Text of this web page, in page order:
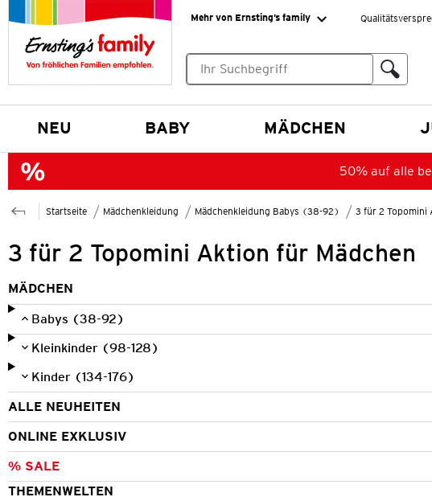
Mehr von Ernsting’s family
NEU BABY MÄDCHEN
50% auf alle
Startseite Mädchenkleidung Mädchenkleidung Babys (38-92) 3 für 2 Topomini
3 für 2 Topomini Aktion für Mädchen
MÄDCHEN
Babys (38-92)
Kleinkinder (98-128)
Kinder (134-176)
ALLE NEUHEITEN
ONLINE EXKLUSIV
% SALE
THEMENWELTEN